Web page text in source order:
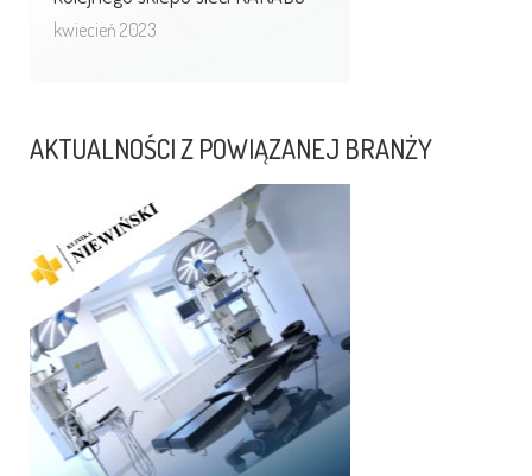
kwiecień 2023
AKTUALNOŚCI Z POWIĄZANEJ BRANŻY
Nowa odsłona strony www
Kliniki Niewińscy.
Wraz z poszerzeniem wachlarza
usług medycznych, niezbędna była
również zmiana wizerunku Kliniki
w sieci. ...